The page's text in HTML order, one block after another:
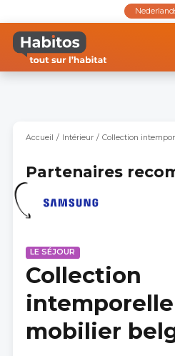
contenu
principal
Accueil Intérieur Collection
Partenaires
LE SÉJOUR
Collection
mobilier